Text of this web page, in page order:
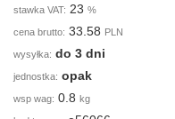
stawka VAT: 23 %
cena brutto: 33.58 PLN
wysyłka: do 3 dni
jednostka: opak
wsp wag: 0.8 kg